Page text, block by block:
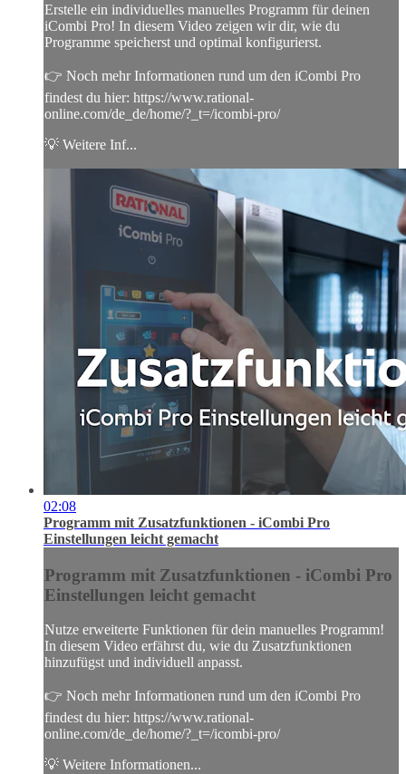
Erstelle ein individuelles manuelles Programm für deinen
iCombi Pro! In diesem Video zeigen wir dir, wie du
Programme speicherst und optimal konfigurierst.
👉 Noch mehr Informationen rund um den iCombi Pro
findest du hier: https://www.rational-
online.com/de_de/home/?_t=/icombi-pro/
💡 Weitere Inf...
02:08
Programm mit Zusatzfunktionen - iCombi Pro
Einstellungen leicht gemacht
Programm mit Zusatzfunktionen - iCombi Pro
Einstellungen leicht gemacht
Nutze erweiterte Funktionen für dein manuelles Programm!
In diesem Video erfährst du, wie du Zusatzfunktionen
hinzufügst und individuell anpasst.
👉 Noch mehr Informationen rund um den iCombi Pro
findest du hier: https://www.rational-
online.com/de_de/home/?_t=/icombi-pro/
💡 Weitere Informationen...